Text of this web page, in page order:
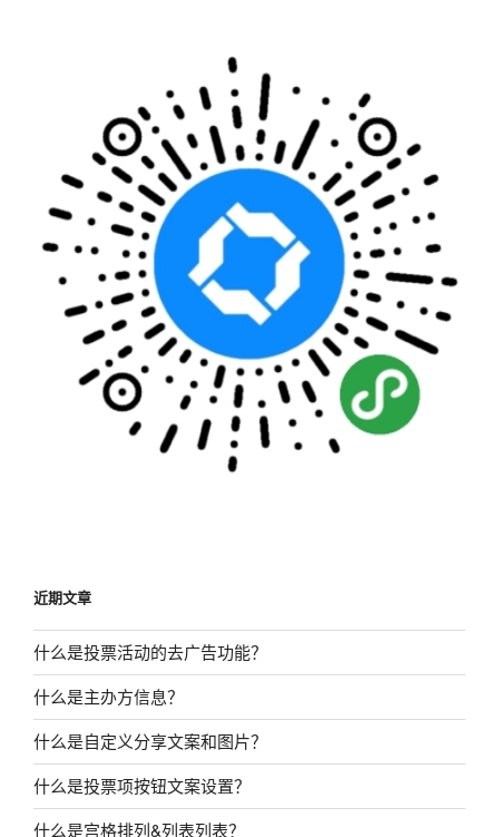
近期文章
什么是投票活动的去广告功能？
什么是主办方信息？
什么是自定义分享文案和图片？
什么是投票项按钮文案设置？
什么是宫格排列&列表列表？